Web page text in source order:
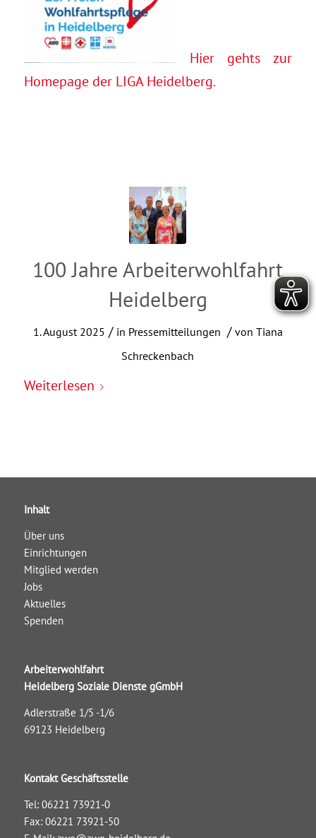
Hier gehts zur
Homepage der LIGA Heidelberg.
100 Jahre Arbeiterwohlfahrt
Heidelberg
1. August 2025 / in Pressemitteilungen / von Tiana
Schreckenbach
Weiterlesen
Inhalt
Über uns
Einrichtungen
Mitglied werden
Jobs
Aktuelles
Spenden
Arbeiterwohlfahrt
Heidelberg Soziale Dienste gGmbH
Adlerstraße 1/5 -1/6
69123 Heidelberg
Kontakt Geschäftsstelle
Tel: 06221 73921-0
Fax: 06221 73921-50